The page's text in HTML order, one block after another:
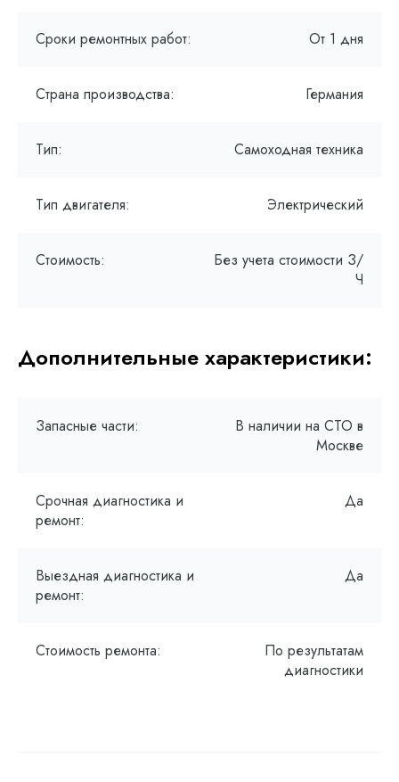
Сроки ремонтных работ: От 1 дня
Страна производства: Германия
Тип: Самоходная техника
Тип двигателя: Электрический
Стоимость:
Без учета стоимости З/
Ч
Дополнительные характеристики:
Запасные части:
В наличии на СТО в
Москве
Срочная диагностика и
ремонт:
Да
Выездная диагностика и
ремонт:
Да
Стоимость ремонта:
По результатам
диагностики